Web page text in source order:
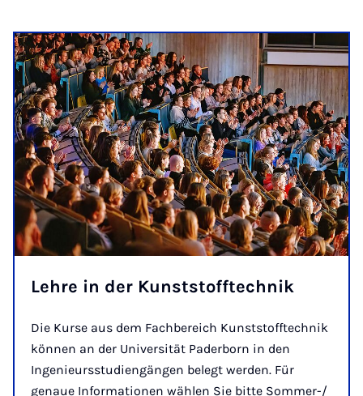
Lehre in der Kunststofftechnik
Die Kurse aus dem Fachbereich Kunststofftechnik
können an der Universität Paderborn in den
Ingenieursstudiengängen belegt werden. Für
genaue Informationen wählen Sie bitte Sommer-/